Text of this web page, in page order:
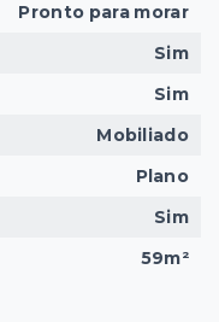
Pronto para morar
Sim
Sim
Mobiliado
Plano
Sim
59m²